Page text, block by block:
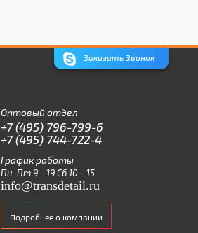
Заказать Звонок
Оптовый отдел
+7 (495) 796-799-6
+7 (495) 744-722-4
График работы
Пн-Пт 9 - 19 Сб 10 - 15
info@transdetail.ru
Подробнее о компании